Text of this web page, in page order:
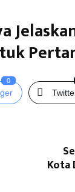
0
Kota